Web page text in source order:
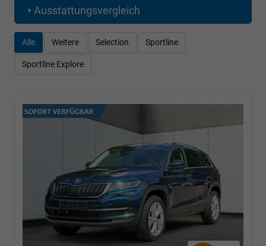
Ausstattungsvergleich
Alle Weitere Selection Sportline
Sportline Explore